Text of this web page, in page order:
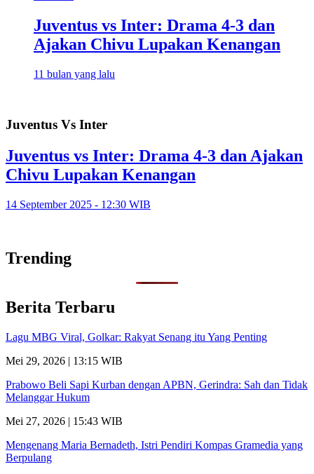
Juventus vs Inter: Drama 4-3 dan
Ajakan Chivu Lupakan Kenangan
11 bulan yang lalu
Juventus Vs Inter
Juventus vs Inter: Drama 4-3 dan Ajakan
Chivu Lupakan Kenangan
14 September 2025 - 12:30 WIB
Trending
Berita Terbaru
Lagu MBG Viral, Golkar: Rakyat Senang itu Yang Penting
Mei 29, 2026 | 13:15 WIB
Prabowo Beli Sapi Kurban dengan APBN, Gerindra: Sah dan Tidak
Melanggar Hukum
Mei 27, 2026 | 15:43 WIB
Mengenang Maria Bernadeth, Istri Pendiri Kompas Gramedia yang
Berpulang